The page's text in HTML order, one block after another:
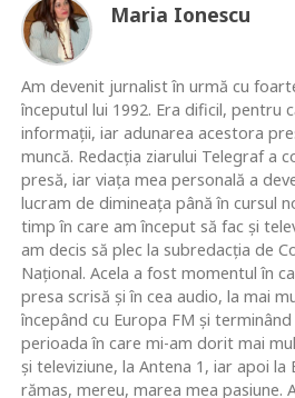
Maria Ionescu
Am devenit jurnalist în urmă cu
începutul lui 1992. Era dificil, pentru
informaţii, iar adunarea acestora
muncă. Redacţia ziarului Telegraf a
presă, iar viaţa mea personală a
lucram de dimineaţa până în cursul
timp în care am început să fac şi
am decis să plec la subredacţia de
Naţional. Acela a fost momentul în
presa scrisă şi în cea audio, la mai
începând cu Europa FM şi
perioada în care mi-am dorit mai
şi televiziune, la Antena 1, iar apoi la
rămas, mereu, marea mea pasiune.